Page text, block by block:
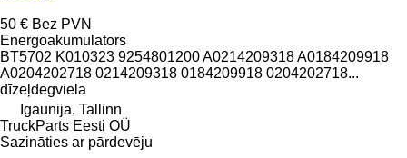
50 € Bez PVN
Energoakumulators
BT5702 K010323 9254801200 A0214209318 A0184209918
A0204202718 0214209318 0184209918 0204202718...
dīzeļdegviela
Igaunija, Tallinn
TruckParts Eesti OÜ
Sazināties ar pārdevēju